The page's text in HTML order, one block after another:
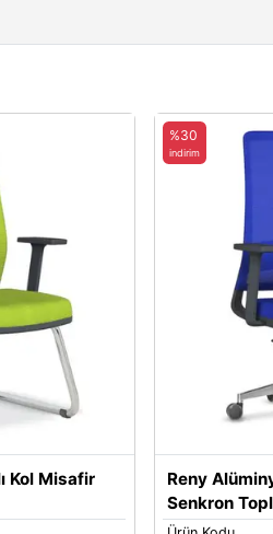
Kol Misafir
Reny
Senkron
%30
indirim